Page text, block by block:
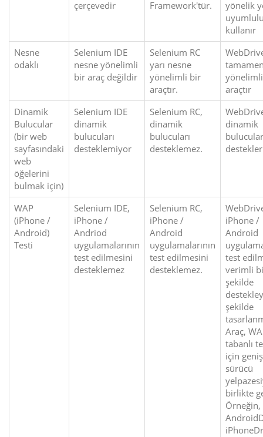
çerçevedir Framework'tür.
yönelik
kullanır
Nesne
odaklı
Selenium IDE
nesne yönelimli
bir araç değildir
Selenium RC
yarı nesne
yönelimli bir
araçtır.
araçtır
Dinamik
Bulucular
(bir web
sayfasındaki
web
öğelerini
bulmak için)
Selenium IDE
dinamik
bulucuları
desteklemiyor
Selenium RC,
dinamik
bulucuları
desteklemez.
dinamik
destekler
WAP
(iPhone /
Android)
Testi
Selenium IDE,
iPhone /
Andriod
uygulamalarının
test edilmesini
desteklemez
Selenium RC,
iPhone /
Android
uygulamalarının
test edilmesini
desteklemez.
iPhone /
Android
test
verimli
şekilde
şekilde
Araç,
tabanlı
için
sürücü
birlikte
Örneğin,